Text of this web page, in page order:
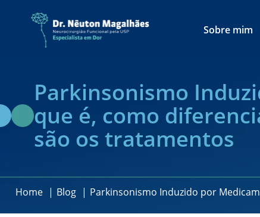
Sobre mim
Parkinsonismo
que é, como
são os tratamentos
Home Blog Parkinsonismo Induzido por